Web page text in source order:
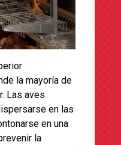
la mayoría de
Las aves
en las
en una
la